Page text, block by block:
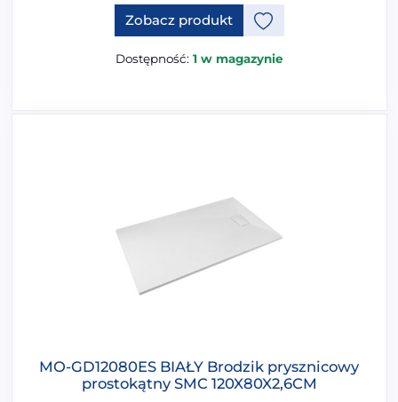
Zobacz produktTen produkt ma opcje, które
Dostępność: 1 w magazynie
MO-GD12080ES BIAŁY Brodzik prysznicowy
prostokątny SMC 120X80X2,6CM